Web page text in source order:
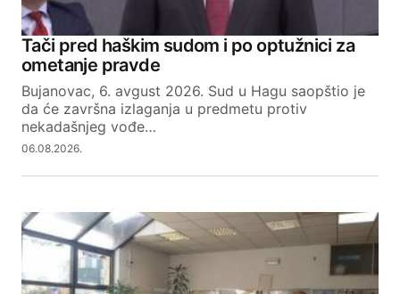
Tači pred haškim sudom i po optužnici za
ometanje pravde
Bujanovac, 6. avgust 2026. Sud u Hagu saopštio je
da će završna izlaganja u predmetu protiv
nekadašnjeg vođe…
06.08.2026.